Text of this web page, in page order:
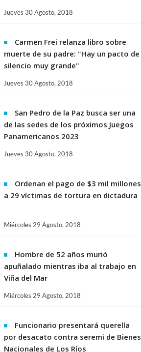
Jueves 30 Agosto, 2018
Carmen Frei relanza libro sobre
muerte de su padre: "Hay un pacto de
silencio muy grande"
Jueves 30 Agosto, 2018
San Pedro de la Paz busca ser una
de las sedes de los próximos Juegos
Panamericanos 2023
Jueves 30 Agosto, 2018
Ordenan el pago de $3 mil millones
a 29 víctimas de tortura en dictadura
Miércoles 29 Agosto, 2018
Hombre de 52 años murió
apuñalado mientras iba al trabajo en
Viña del Mar
Miércoles 29 Agosto, 2018
Funcionario presentará querella
por desacato contra seremi de Bienes
Nacionales de Los Ríos